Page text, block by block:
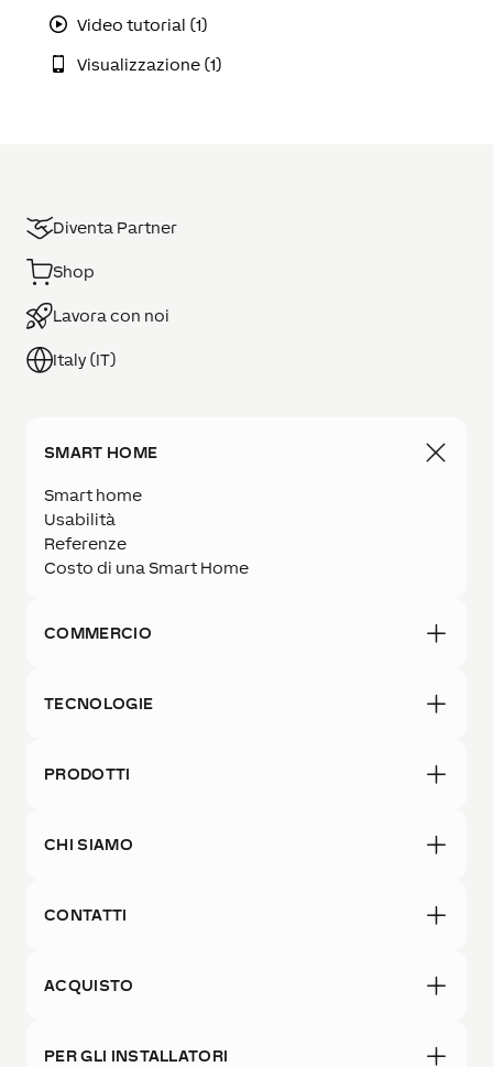
Video tutorial (1)
Visualizzazione (1)
Diventa Partner
Shop
Lavora con noi
Italy (IT)
SMART HOME
Smart home
Usabilità
Referenze
Costo di una Smart Home
COMMERCIO
TECNOLOGIE
PRODOTTI
CHI SIAMO
CONTATTI
ACQUISTO
PER GLI INSTALLATORI